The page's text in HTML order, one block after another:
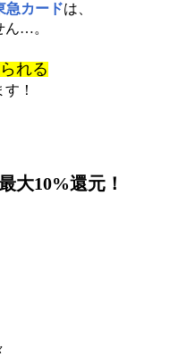
急カードは、
ん…。
れる
！
大10%還元！